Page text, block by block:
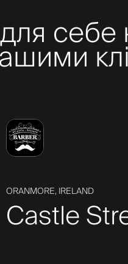
себе
ORANMORE, IRELAND
Castle